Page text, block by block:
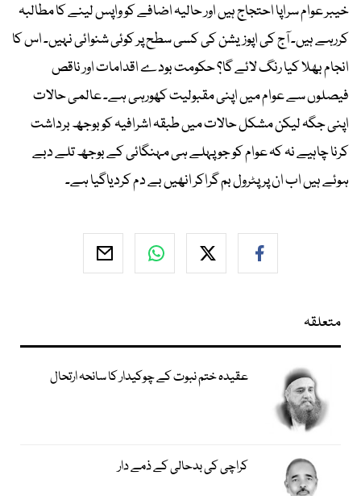
خیبر عوام سراپا احتجاج ہیں اور حالیہ اضافے کو واپس لینے کا مطالبہ
کررہے ہیں۔ آج کی اپوزیشن کی کسی سطح پر کوئی شنوائی نہیں۔ اس کا
انجام بھلا کیا رنگ لائے گا؟ حکومت بودے اقدامات اور ناقص
فیصلوں سے عوام میں اپنی مقبولیت کھورہی ہے۔ عالمی حالات
اپنی جگہ لیکن مشکل حالات میں طبقہ اشرافیہ کو بوجھ برداشت
کرنا چاہیے نہ کہ عوام کو جو پہلے ہی مہنگائی کے بوجھ تلے دبے
ہوئے ہیں اب ان پر پٹرول بم گراکر انھیں بے دم کردیاگیا ہے۔
متعلقہ
عقیدہ ختم نبوت کے چوکیدار کا سانحہ ارتحال
کراچی کی بدحالی کے ذمے دار